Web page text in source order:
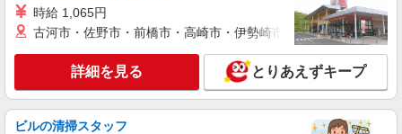
時給 1,065円
古河市・佐野市・前橋市・高崎市・伊勢崎市・太田市・館林市
詳細を見る とりあえずキープ
ビルの清掃スタッフ